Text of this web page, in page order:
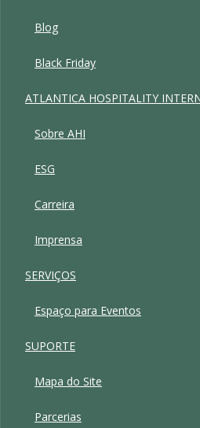
Blog
Black Friday
ATLANTICA HOSPITALITY
Sobre AHI
ESG
Carreira
Imprensa
SERVIÇOS
Espaço para Eventos
SUPORTE
Mapa do Site
Parcerias